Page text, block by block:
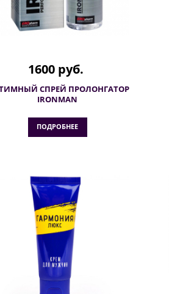
1600 руб.
СПРЕЙ ПРОЛОНГАТОР
IRONMAN
ПОДРОБНЕЕ